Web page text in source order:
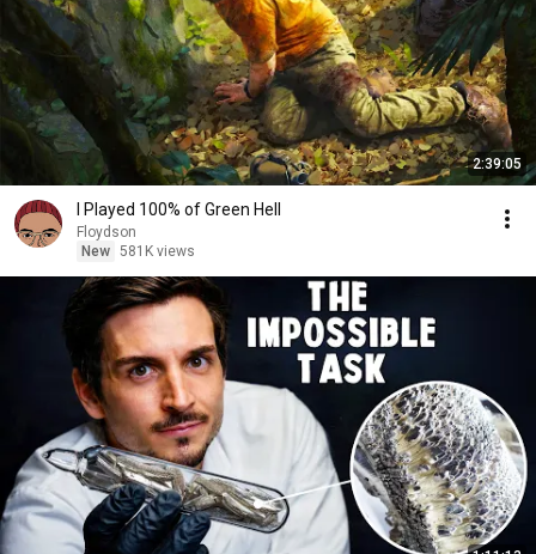
2:39:05
I Played 100% of Green Hell
Floydson
New 581K views